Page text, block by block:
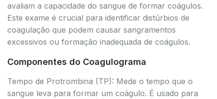
avaliam a capacidade do sangue de formar coágulos.
Este exame é crucial para identificar distúrbios de
coagulação que podem causar sangramentos
excessivos ou formação inadequada de coágulos.
Componentes do Coagulograma
Tempo de Protrombina (TP): Mede o tempo que o
sangue leva para formar um coágulo. É usado para